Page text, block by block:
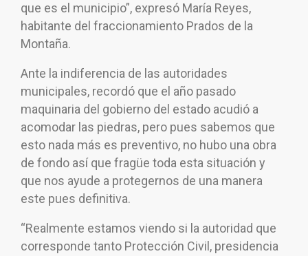
que es el municipio”, expresó María Reyes,
habitante del fraccionamiento Prados de la
Montaña.
Ante la indiferencia de las autoridades
municipales, recordó que el año pasado
maquinaria del gobierno del estado acudió a
acomodar las piedras, pero pues sabemos que
esto nada más es preventivo, no hubo una obra
de fondo así que fragüe toda esta situación y
que nos ayude a protegernos de una manera
este pues definitiva.
“Realmente estamos viendo si la autoridad que
corresponde tanto Protección Civil, presidencia